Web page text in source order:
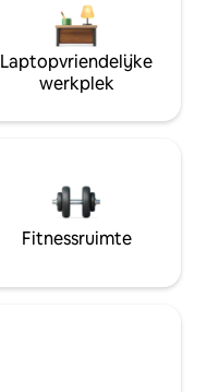
Laptopvriendelijke
werkplek
Fitnessruimte